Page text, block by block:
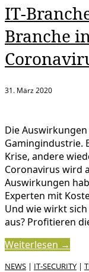
IT-
Branche
31. März 2020
Die
Gamingindustrie.
Krise, andere
Coronavirus wird
Auswirkungen
Experten mit
Und wie wirkt
aus? Profitieren
Weiterlesen →
NEWS | IT-SECURITY |